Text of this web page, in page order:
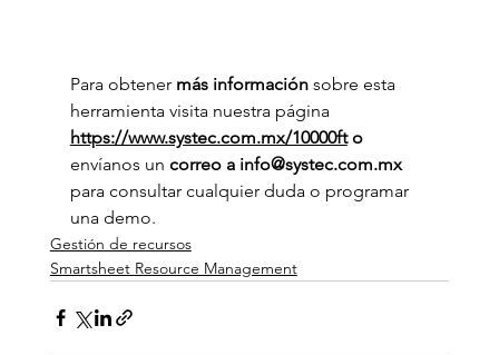
Para obtener más información sobre esta
herramienta visita nuestra página
https://www.systec.com.mx/10000ft o
envíanos un correo a info@systec.com.mx
para consultar cualquier duda o programar
una demo.
Gestión de recursos
Smartsheet Resource Management